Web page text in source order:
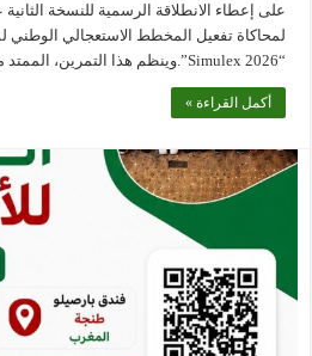
على إعطاء الانطلاقة الرسمية للنسخة
لمحاكاة تفعيل المخطط الاستعجالي الوطني
“Simulex 2026”.وينظم هذا التمرين، الممتد من 30 يونيو إلى 2 يوليوز …
أكمل القراءة »